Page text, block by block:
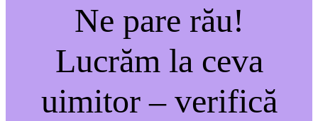
Ne pare rău!
Lucrăm la ceva
uimitor – verifică